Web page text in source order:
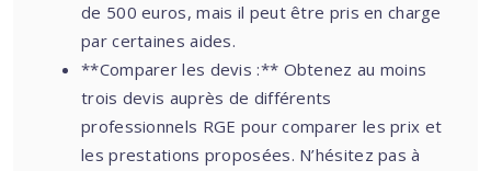
de 500 euros, mais il peut être pris en charge
par certaines aides.
**Comparer les devis :** Obtenez au moins
trois devis auprès de différents
professionnels RGE pour comparer les prix et
les prestations proposées. N’hésitez pas à